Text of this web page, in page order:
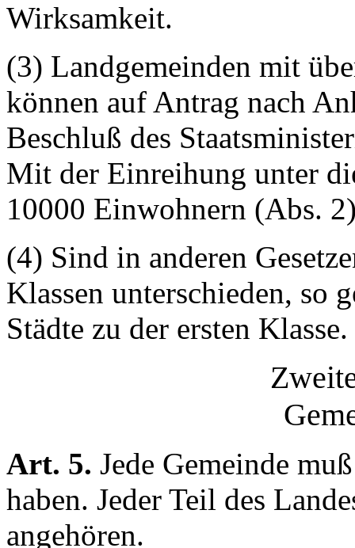
Wirksamkeit.
(3) Landgemeinden mit
können auf Antrag nach
Beschluß des
Mit der Einreihung unter
10000 Einwohnern (Abs.
(4) Sind in anderen
Klassen unterschieden, so
Städte zu der ersten Klasse.
Art. 5. Jede Gemeinde
haben. Jeder Teil des
angehören.